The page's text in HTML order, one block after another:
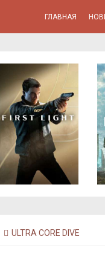
ГЛАВНАЯ
ULTRA CORE DIVE